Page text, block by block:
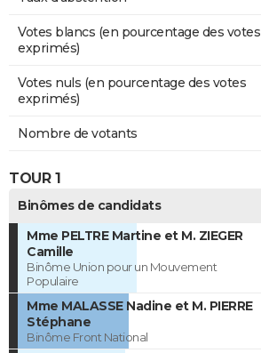
Votes blancs (en pourcentage des votes
exprimés)
Votes nuls (en pourcentage des votes
exprimés)
Nombre de votants
TOUR 1
Binômes de candidats
Mme PELTRE Martine et M. ZIEGER
Camille
Binôme Union pour un Mouvement
Populaire
Mme MALASSE Nadine et M. PIERRE
Stéphane
Binôme Front National